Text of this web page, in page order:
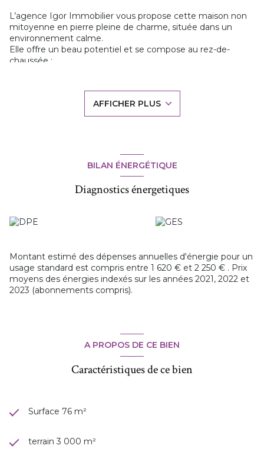
L’agence Igor Immobilier vous propose cette maison non
mitoyenne en pierre pleine de charme, située dans un
environnement calme.
Elle offre un beau potentiel et se compose au rez-de-
chaussée :
De nombreuses dépendances complètent ce bien : Cellier,
grenier aménageable, cave, garage et débarras, laissant
entrevoir de multiples possibilités d’aménagement.
Fort potentiel de rénovation pour créer un
lieu de vie à votre image.
Pour plus d’informations ou organiser une visite, contactez
AFFICHER PLUS
BILAN ÉNERGÉTIQUE
Diagnostics énergetiques
Montant estimé des dépenses annuelles d'énergie pour un
usage standard est compris entre 1 620 € et 2 250 € . Prix
moyens des énergies indexés sur les années 2021, 2022 et
2023 (abonnements compris).
A PROPOS DE CE BIEN
Caractéristiques de ce bien
Surface 76 m²
terrain 3 000 m²